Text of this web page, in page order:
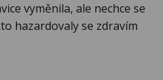
vyměnila, ale nechce se
hazardovaly se zdravím